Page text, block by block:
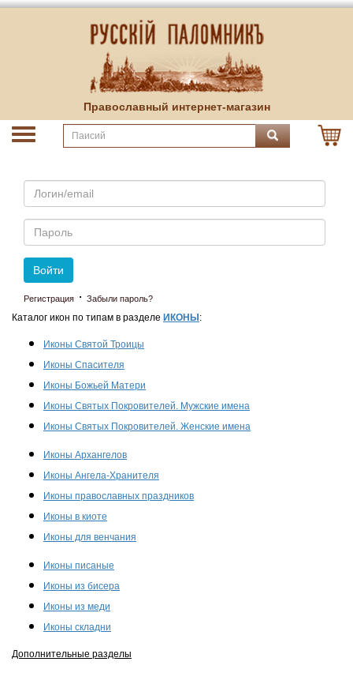
Православный интернет-магазин
Email
Пароль
Войти
Регистрация · Забыли пароль?
Каталог икон по типам в разделе ИКОНЫ :
Иконы Святой Троицы
Иконы Спасителя
Иконы Божьей Матери
Иконы Святых Покровителей. Мужские имена
Иконы Святых Покровителей. Женские имена
Иконы Архангелов
Иконы Ангела-Хранителя
Иконы православных праздников
Иконы в киоте
Иконы для венчания
Иконы писаные
Иконы из бисера
Иконы из меди
Иконы складни
Дополнительные разделы